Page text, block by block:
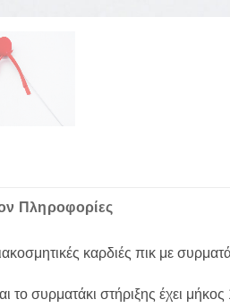
Πληροφορίες
καρδιές πικ με
το συρματάκι στήριξης έχει